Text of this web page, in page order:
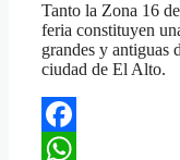
Tanto la Zona 16
feria constituyen
grandes y
ciudad de El Alto.
Facebook